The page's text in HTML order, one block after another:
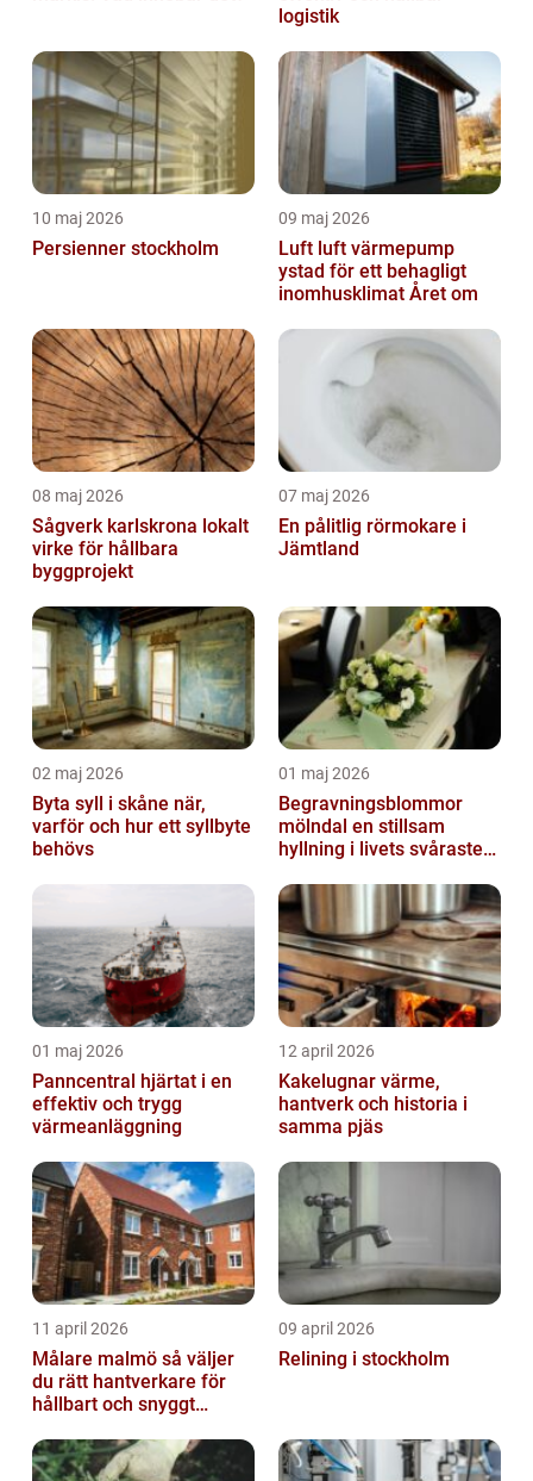
logistik
10 maj 2026
Persienner stockholm
09 maj 2026
Luft luft värmepump
ystad för ett behagligt
inomhusklimat Året om
08 maj 2026
Sågverk karlskrona lokalt
virke för hållbara
byggprojekt
07 maj 2026
En pålitlig rörmokare i
Jämtland
02 maj 2026
Byta syll i skåne när,
varför och hur ett syllbyte
behövs
01 maj 2026
Begravningsblommor
mölndal en stillsam
hyllning i livets svåraste
01 maj 2026
Panncentral hjärtat i en
effektiv och trygg
värmeanläggning
12 april 2026
Kakelugnar värme,
hantverk och historia i
samma pjäs
11 april 2026
Målare malmö så väljer
du rätt hantverkare för
hållbart och snyggt
09 april 2026
Relining i stockholm